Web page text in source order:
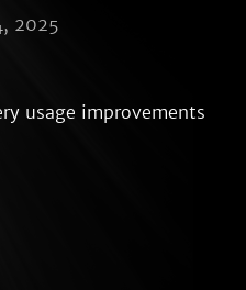
2025
usage improvements